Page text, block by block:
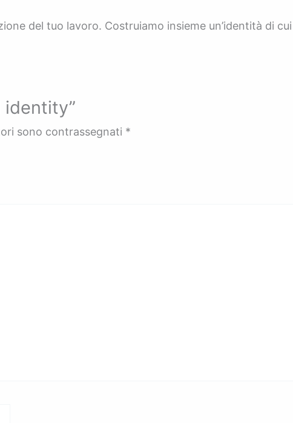
del tuo lavoro. Costruiamo insieme un’identità di
identity”
sono contrassegnati *